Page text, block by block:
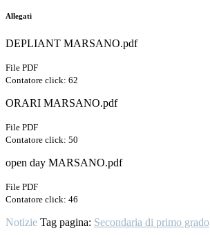
Allegati
DEPLIANT MARSANO.pdf
File PDF
Contatore click: 62
ORARI MARSANO.pdf
File PDF
Contatore click: 50
open day MARSANO.pdf
File PDF
Contatore click: 46
Notizie Tag pagina: Secondaria di primo grado